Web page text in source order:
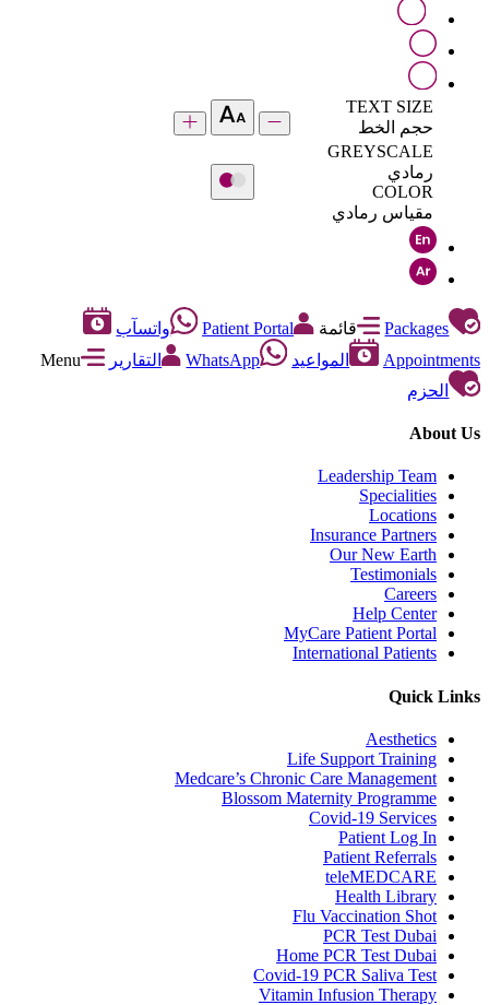
TEXT SIZE
حجم الخط
GREYSCALE
رمادي
COLOR
مقياس رمادي
Packages قائمة Patient Portal
واتسآب
Appointments
المواعيد WhatsApp التقارير
Menu
الحزم
About Us
Leadership Team
Specialities
Locations
Insurance Partners
Our New Earth
Testimonials
Careers
Help Center
MyCare Patient Portal
International Patients
Quick Links
Aesthetics
Life Support Training
Medcare’s Chronic Care Management
Blossom Maternity Programme
Covid-19 Services
Patient Log In
Patient Referrals
teleMEDCARE
Health Library
Flu Vaccination Shot
PCR Test Dubai
Home PCR Test Dubai
Covid-19 PCR Saliva Test
Vitamin Infusion Therapy